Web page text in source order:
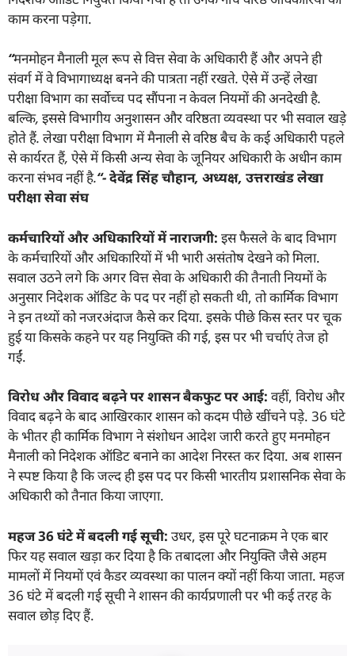
काम करना पड़ेगा.
“मनमोहन मैनाली मूल रूप से वित्त सेवा के अधिकारी हैं और अपने ही
संवर्ग में वे विभागाध्यक्ष बनने की पात्रता नहीं रखते. ऐसे में उन्हें लेखा
परीक्षा विभाग का सर्वोच्च पद सौंपना न केवल नियमों की अनदेखी है.
बल्कि, इससे विभागीय अनुशासन और वरिष्ठता व्यवस्था पर भी सवाल खड़े
होते हैं. लेखा परीक्षा विभाग में मैनाली से वरिष्ठ बैच के कई अधिकारी पहले
से कार्यरत हैं, ऐसे में किसी अन्य सेवा के जूनियर अधिकारी के अधीन काम
करना संभव नहीं है.“-देवेंद्र सिंह चौहान, अध्यक्ष, उत्तराखंड लेखा
परीक्षा सेवा संघ
कर्मचारियों और अधिकारियों में नाराजगी: इस फैसले के बाद विभाग
के कर्मचारियों और अधिकारियों में भी भारी असंतोष देखने को मिला.
सवाल उठने लगे कि अगर वित्त सेवा के अधिकारी की तैनाती नियमों के
अनुसार निदेशक ऑडिट के पद पर नहीं हो सकती थी, तो कार्मिक विभाग
ने इन तथ्यों को नजरअंदाज कैसे कर दिया. इसके पीछे किस स्तर पर चूक
हुई या किसके कहने पर यह नियुक्ति की गई, इस पर भी चर्चाएं तेज हो
गईं.
विरोध और विवाद बढ़ने पर शासन बैकफुट पर आई: वहीं, विरोध और
विवाद बढ़ने के बाद आखिरकार शासन को कदम पीछे खींचने पड़े. 36 घंटे
के भीतर ही कार्मिक विभाग ने संशोधन आदेश जारी करते हुए मनमोहन
मैनाली को निदेशक ऑडिट बनाने का आदेश निरस्त कर दिया. अब शासन
ने स्पष्ट किया है कि जल्द ही इस पद पर किसी भारतीय प्रशासनिक सेवा के
अधिकारी को तैनात किया जाएगा.
महज36घंटे में बदली गई सूची: उधर, इस पूरे घटनाक्रम ने एक बार
फिर यह सवाल खड़ा कर दिया है कि तबादला और नियुक्ति जैसे अहम
मामलों में नियमों एवं कैडर व्यवस्था का पालन क्यों नहीं किया जाता. महज
36 घंटे में बदली गई सूची ने शासन की कार्यप्रणाली पर भी कई तरह के
सवाल छोड़ दिए हैं.